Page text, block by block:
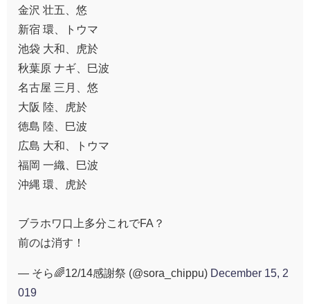
金沢 壮五、悠
新宿 環、トウマ
池袋 大和、虎於
秋葉原 ナギ、巳波
名古屋 三月、悠
大阪 陸、虎於
徳島 陸、巳波
広島 大和、トウマ
福岡 一織、巳波
沖縄 環、虎於
ブラホワ口上多分これでFA？
前のは消す！
— そら🌈12/14感謝祭 (@sora_chippu) December 15, 2
019